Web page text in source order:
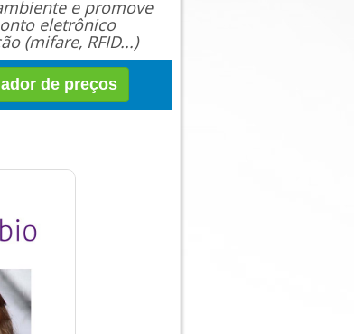
e promove
eletrônico
(mifare, RFID...)
de preços